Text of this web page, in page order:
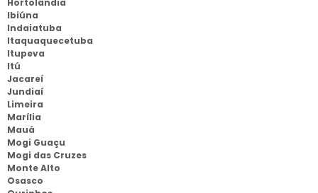
Hortolândia
Ibiúna
Indaiatuba
Itaquaquecetuba
Itupeva
Itú
Jacareí
Jundiaí
Limeira
Marília
Mauá
Mogi Guaçu
Mogi das Cruzes
Monte Alto
Osasco